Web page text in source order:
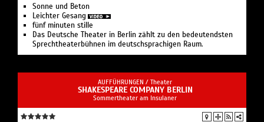
Sonne und Beton
Leichter Gesang
fünf minuten stille
Das Deutsche Theater in Berlin zählt zu den bedeutendsten
Sprechtheaterbühnen im deutschsprachigen Raum.
AUFFÜHRUNGEN / Theater
SHAKESPEARE COMPANY BERLIN
Sommertheater am Insulaner